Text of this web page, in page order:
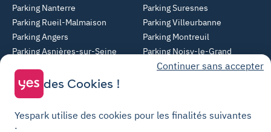
Parking Nanterre
Parking Rueil-Malmaison
Parking Angers
Parking Asnières-sur-Seine
Parking Courbevoie
Parking Metz
Parking Suresnes
Parking Villeurbanne
Parking Montreuil
Parking Noisy-le-Grand
Parking Clermont-Ferrand
Yespark SAS, titulaire de la carte pro n°CPI 7501 2017 000 019 582 portant
Continuer sans accepter
des Cookies !
Yespark utilise des cookies pour les finalités suivantes
: